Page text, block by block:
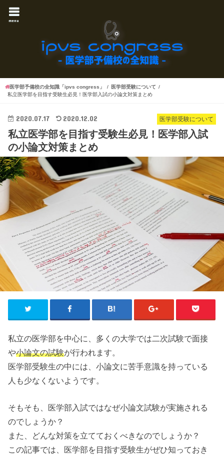
menu
医学部予備校の全知識「ipvs congress」
医学部受験について
私立医学部を目指す受験生必見！医学部入試の小論文対策まとめ
医学部受験について
2020.07.17 2020.12.02
私立医学部を目指す受験生必見！医学部入試
の小論文対策まとめ
私立の医学部を中心に、多くの大学では二次試験で面接
や小論文の試験が行われます。
医学部受験生の中には、小論文に苦手意識を持っている
人も少なくないようです。
そもそも、医学部入試ではなぜ小論文試験が実施される
のでしょうか？
また、どんな対策を立てておくべきなのでしょうか？
この記事では、医学部を目指す受験生がぜひ知っておき